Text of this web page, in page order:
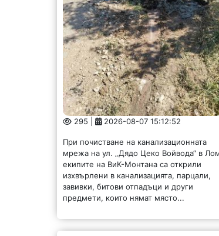
295 | 2026-08-07 15:12:52
При почистване на канализационната
мрежа на ул. „Дядо Цеко Войвода“ в
екипите на ВиК-Монтана са открили
изхвърлени в канализацията, парцали,
завивки, битови отпадъци и други
предмети, които нямат място...